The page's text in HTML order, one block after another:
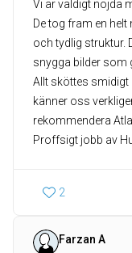
Vi är väldigt nöjda
De tog fram en
och tydlig struktur.
snygga bilder som
Allt sköttes
känner oss
rekommendera
Proffsigt jobb av
2
Farzan A